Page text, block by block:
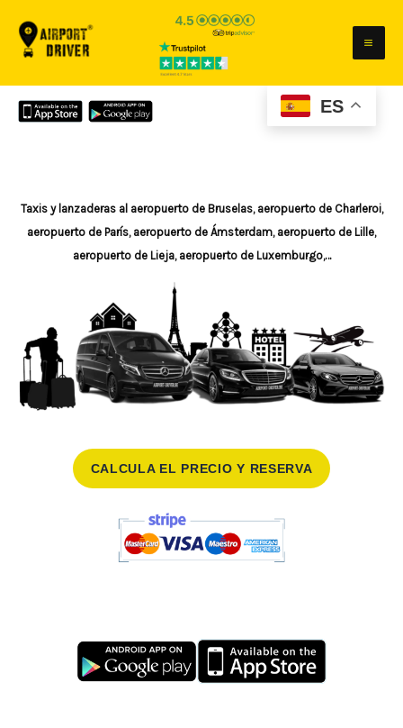
ES
Taxis y lanzaderas al aeropuerto de Bruselas, aeropuerto de Charleroi,
aeropuerto de París, aeropuerto de Ámsterdam, aeropuerto de Lille,
aeropuerto de Lieja, aeropuerto de Luxemburgo,…
CALCULA EL PRECIO Y RESERVA